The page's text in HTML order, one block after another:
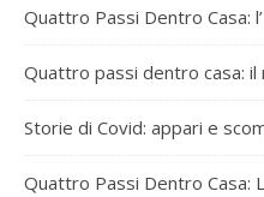
Quattro Passi Dentro Casa:
Quattro passi dentro casa:
Storie di Covid: appari e
Quattro Passi Dentro Casa: